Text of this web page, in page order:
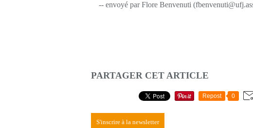
-- envoyé par Flore Benvenuti
PARTAGER CET ARTICLE
Repost 0
S'inscrire à la newsletter